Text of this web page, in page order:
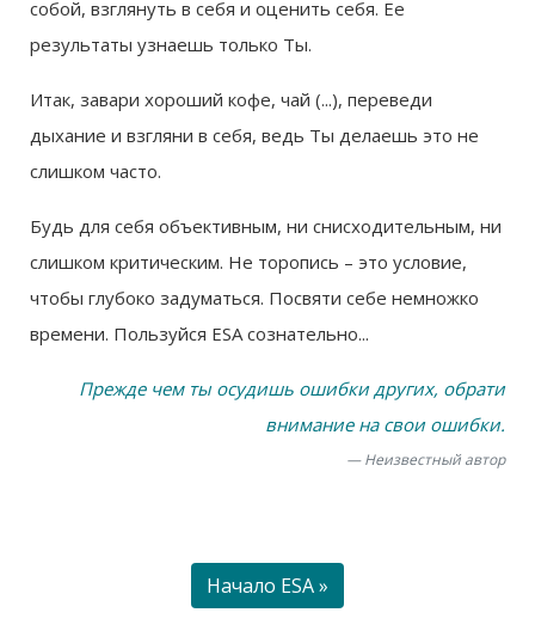
собой, взглянуть в себя и оценить себя. Ее
результаты узнаешь только Ты.
Итак, завари хороший кофе, чай (...), переведи
дыхание и взгляни в себя, ведь Ты делаешь это не
слишком часто.
Будь для себя объективным, ни снисходительным, ни
слишком критическим. Не торопись – это условие,
чтобы глубоко задуматься. Посвяти себе немножко
времени. Пользуйся ESA сознательно...
Прежде чем ты осудишь ошибки других, обрати
внимание на свои ошибки.
Неизвестный автор
Hачало ESA »